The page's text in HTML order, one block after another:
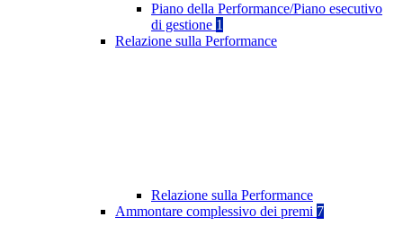
Piano della Performance/Piano esecutivo
di gestione 1
Relazione sulla Performance
Relazione sulla Performance
Ammontare complessivo dei premi 7